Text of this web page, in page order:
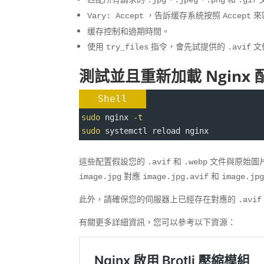
Vary: Accept ，告訴缓存系統按照Accept
缓存控制和過期時間。
使用 try_files 指令，會先試提供的 .avif 文
測試並且重新加載 Nginx
Shell
sudo nginx -t
sudo systemctl reload nginx
這些配置假設您的 .avif 和 .webp 文件與原始圖
image.jpg 對應 image.jpg.avif 和
此外，請確保您的伺服器上已經存在對應的 .avif
有關更多詳細資訊，您可以參考以下資源：